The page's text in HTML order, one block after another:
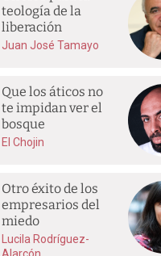
teología de la
liberación
Juan José Tamayo
Que los áticos no
te impidan ver el
bosque
El Chojin
Otro éxito de los
empresarios del
miedo
Lucila Rodríguez-